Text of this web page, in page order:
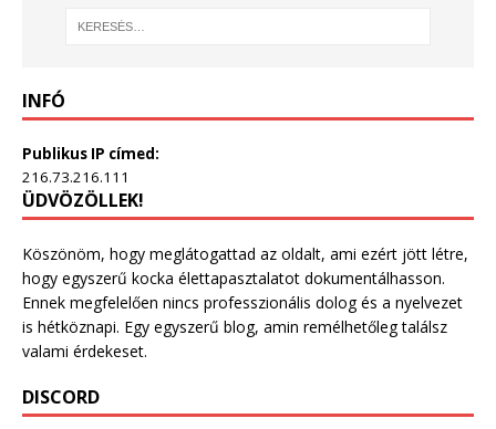
INFÓ
Publikus IP címed:
216.73.216.111
ÜDVÖZÖLLEK!
Köszönöm, hogy meglátogattad az oldalt, ami ezért jött létre,
hogy egyszerű kocka élettapasztalatot dokumentálhasson.
Ennek megfelelően nincs professzionális dolog és a nyelvezet
is hétköznapi. Egy egyszerű blog, amin remélhetőleg találsz
valami érdekeset.
DISCORD